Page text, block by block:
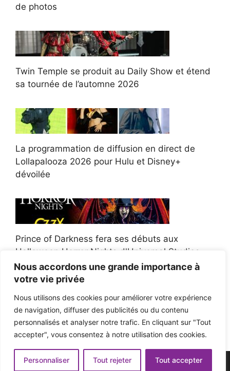
Nous accordons une grande importance à
votre vie privée
Nous utilisons des cookies pour améliorer votre expérience
de navigation, diffuser des publicités ou du contenu
personnalisés et analyser notre trafic. En cliquant sur "Tout
accepter", vous consentez à notre utilisation des cookies.
Personnaliser Tout rejeter Tout accepter
de photos
Twin Temple se produit au Daily Show et étend
sa tournée de l’automne 2026
La programmation de diffusion en direct de
Lollapalooza 2026 pour Hulu et Disney+
dévoilée
Prince of Darkness fera ses débuts aux
Halloween Horror Nights d'Universal Studios
Afroman poursuit un policier de l'Ohio après la
victoire du jury en diffamation
© 2026 - Pop'n Music -